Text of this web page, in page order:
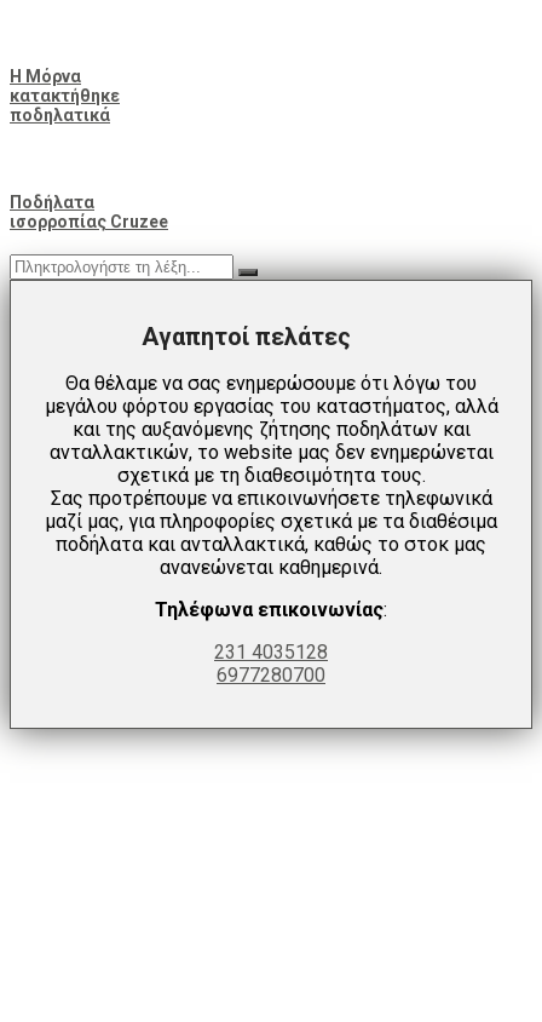
Η Μόρνα
κατακτήθηκε
ποδηλατικά
Ποδήλατα
ισορροπίας Cruzee
Αγαπητοί πελάτες
Θα θέλαμε να σας ενημερώσουμε ότι λόγω του
μεγάλου φόρτου εργασίας του καταστήματος, αλλά
και της αυξανόμενης ζήτησης ποδηλάτων και
ανταλλακτικών, το website μας δεν ενημερώνεται
σχετικά με τη διαθεσιμότητα τους.
Σας προτρέπουμε να επικοινωνήσετε τηλεφωνικά
μαζί μας, για πληροφορίες σχετικά με τα διαθέσιμα
ποδήλατα και ανταλλακτικά, καθώς το στοκ μας
ανανεώνεται καθημερινά.
Τηλέφωνα επικοινωνίας:
231 4035128
6977280700